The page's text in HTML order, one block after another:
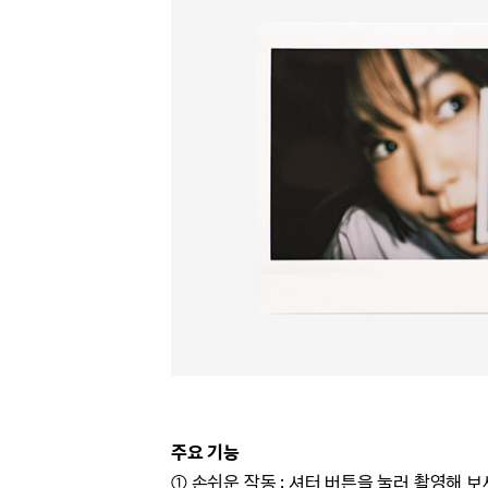
주요 기능
① 손쉬운 작동 : 셔터 버튼을 눌러 촬영해 보